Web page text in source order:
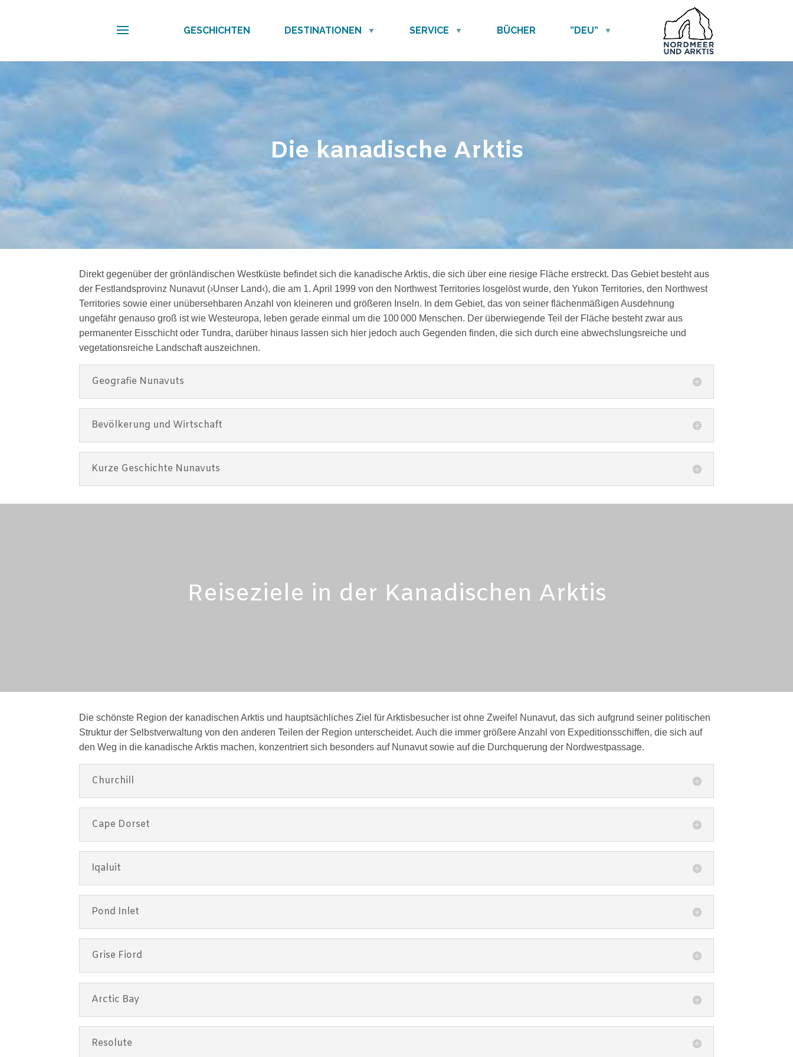
GESCHICHTEN DESTINATIONEN SERVICE BÜCHER ”DEU”
Die kanadische Arktis
Direkt gegenüber der grönländischen Westküste befindet sich die kanadische Arktis, die sich über eine riesige Fläche erstreckt. Das Gebiet besteht aus
der Festlandsprovinz Nunavut (›Unser Land‹), die am 1. April 1999 von den Northwest Territories losgelöst wurde, den Yukon Territories, den Northwest
Territories sowie einer unübersehbaren Anzahl von kleineren und größeren Inseln. In dem Gebiet, das von seiner flächenmäßigen Ausdehnung
ungefähr genauso groß ist wie Westeuropa, leben gerade einmal um die 100 000 Menschen. Der überwiegende Teil der Fläche besteht zwar aus
permanenter Eisschicht oder Tundra, darüber hinaus lassen sich hier jedoch auch Gegenden finden, die sich durch eine abwechslungsreiche und
vegetationsreiche Landschaft auszeichnen.
Geografie Nunavuts
Bevölkerung und Wirtschaft
Kurze Geschichte Nunavuts
Reiseziele in der Kanadischen Arktis
Die schönste Region der kanadischen Arktis und hauptsächliches Ziel für Arktisbesucher ist ohne Zweifel Nunavut, das sich aufgrund seiner politischen
Struktur der Selbstverwaltung von den anderen Teilen der Region unterscheidet. Auch die immer größere Anzahl von Expeditionsschiffen, die sich auf
den Weg in die kanadische Arktis machen, konzentriert sich besonders auf Nunavut sowie auf die Durchquerung der Nordwestpassage.
Churchill
Cape Dorset
Iqaluit
Pond Inlet
Grise Fiord
Arctic Bay
Resolute